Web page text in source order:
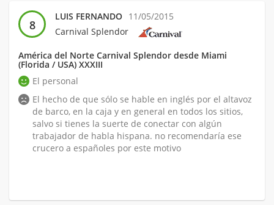
8
LUIS FERNANDO 11/05/2015
Carnival Splendor
América del Norte Carnival Splendor desde Miami
(Florida / USA) XXXIII
El personal
El hecho de que sólo se hable en inglés por el altavoz
de barco, en la caja y en general en todos los sitios,
salvo si tienes la suerte de conectar con algún
trabajador de habla hispana. no recomendaría ese
crucero a españoles por este motivo